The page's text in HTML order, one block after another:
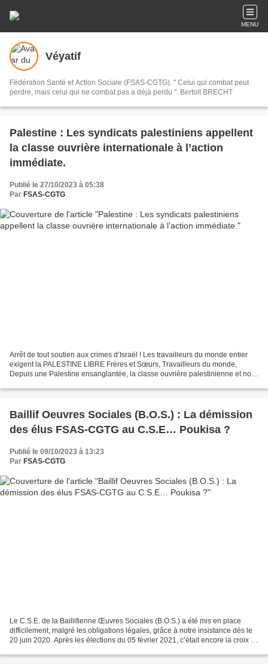
MENU
Véyatif
Fédération Santé et Action Sociale (FSAS-CGTG). " Celui qui combat peut
perdre, mais celui qui ne combat pas a déjà perdu ". Bertolt BRECHT
Palestine : Les syndicats palestiniens appellent
la classe ouvrière internationale à l’action
immédiate.
Publié le 27/10/2023 à 05:38
Par FSAS-CGTG
Arrêt de tout soutien aux crimes d’Israël ! Les travailleurs du monde entier
exigent la PALESTINE LIBRE Frères et Sœurs, Travailleurs du monde,
Depuis une Palestine ensanglantée, la classe ouvrière palestinienne et nos
Baillif Oeuvres Sociales (B.O.S.) : La démission
des élus FSAS-CGTG au C.S.E… Poukisa ?
Publié le 09/10/2023 à 13:23
Par FSAS-CGTG
Le C.S.E. de la Baillifienne Œuvres Sociales (B.O.S.) a été mis en place
difficilement, malgré les obligations légales, grâce à notre insistance dès le
20 juin 2020. Après les élections du 05 février 2021, c’était encore la croix et